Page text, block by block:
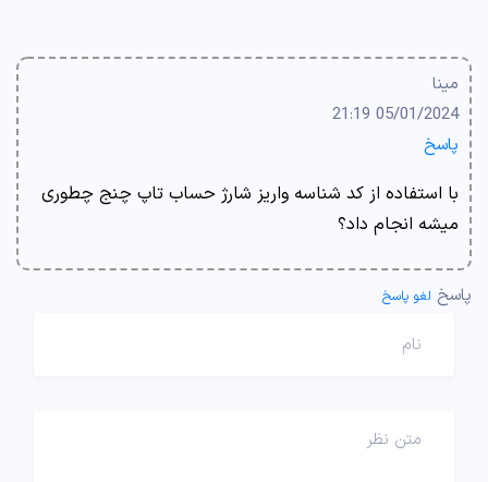
مینا
05/01/2024 21:19
پاسخ
با استفاده از کد شناسه واریز شارژ حساب تاپ چنج چطوری
میشه انجام داد؟
پاسخ لغو پاسخ